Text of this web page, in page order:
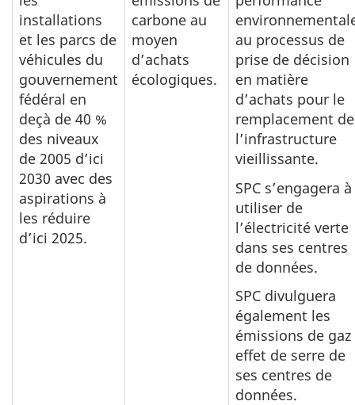
installations
et les parcs de
véhicules du
gouvernement
fédéral en
deçà de 40 %
des niveaux
de 2005 d’ici
2030 avec des
aspirations à
les réduire
d’ici 2025.
carbone au
moyen
d’achats
écologiques.
au processus de
prise de décision
en matière
d’achats pour le
remplacement de
l’infrastructure
vieillissante.
SPC s’engagera à
utiliser de
l’électricité verte
dans ses centres
de données.
SPC divulguera
également les
émissions de gaz
effet de serre de
ses centres de
données.